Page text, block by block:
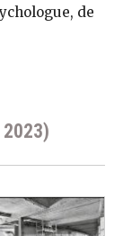
de